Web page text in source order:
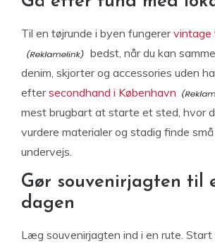
Til en tøjrunde i byen fungerervintage
bedst, når du kan
denim, skjorter og accessories uden
eftersecondhand i København
mest brugbart at starte et sted, hvor
vurdere materialer og stadig finde
undervejs.
Gør souvenirjagten til
dagen
Læg souvenirjagten ind i en rute. Start